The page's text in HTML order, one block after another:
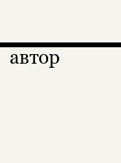
автор